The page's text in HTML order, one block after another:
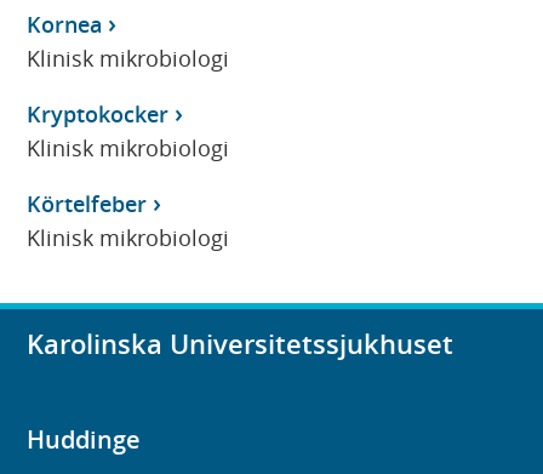
Kornea
Klinisk mikrobiologi
Kryptokocker
Klinisk mikrobiologi
Körtelfeber
Klinisk mikrobiologi
Karolinska Universitetssjukhuset
Huddinge